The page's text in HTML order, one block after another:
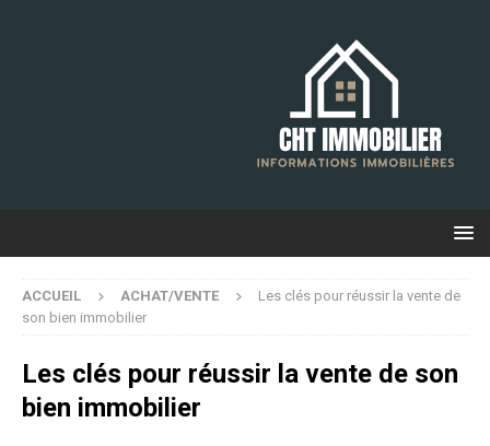
ACCUEIL ACHAT/VENTE
Les clés pour réussir la vente de
son bien immobilier
Les clés pour réussir la vente de son
bien immobilier